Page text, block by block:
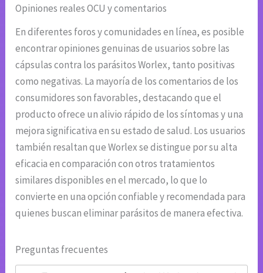
Opiniones reales OCU y comentarios
En diferentes foros y comunidades en línea, es posible
encontrar opiniones genuinas de usuarios sobre las
cápsulas contra los parásitos Worlex, tanto positivas
como negativas. La mayoría de los comentarios de los
consumidores son favorables, destacando que el
producto ofrece un alivio rápido de los síntomas y una
mejora significativa en su estado de salud. Los usuarios
también resaltan que Worlex se distingue por su alta
eficacia en comparación con otros tratamientos
similares disponibles en el mercado, lo que lo
convierte en una opción confiable y recomendada para
quienes buscan eliminar parásitos de manera efectiva.
Preguntas frecuentes